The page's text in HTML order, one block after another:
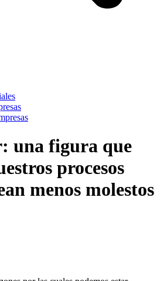
una figura que
procesos
menos molestos